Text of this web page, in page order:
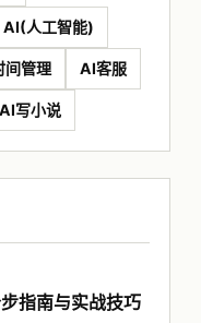
AI(人工智能)
间管理 AI客服
AI写小说
指南与实战技巧